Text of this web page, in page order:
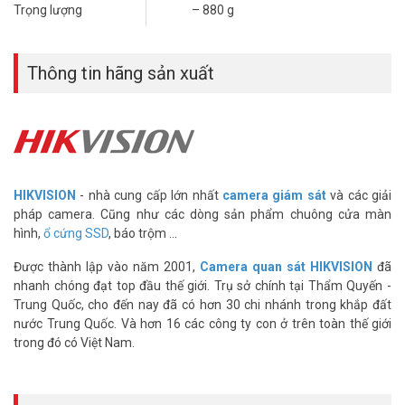
thêm để hình ảnh rõ nét trong nhiều điều kiện sáng. Nguồn cấp
Phát Hiện Xâm Nhập Và Hàng Rào Ảo – Cảnh
Báo Trước Khi Sự Cố Xảy Ra
quan sát liên tục. Phát hiện xâm nhập cảnh báo ngay khi có người
chủ nhà biết có người lạ trước khi xem lại camera sau sự cố.
Hik-Connect hỗ trợ xem camera từ xa qua điện thoại iOS và
thời khi camera đang kết nối wifi. Tên miền Cameraddns giúp kết
nối ổn định mà không cần địa chỉ IP tĩnh tốn phí. Thiết lập một lần,
theo dõi từ xa không giới hạn thời gian hay địa điểm bất kỳ.
Vũ Hoàng Telecom – 16 Năm Lắp Đặt
Nơi
Trọng lượng – 880 g
Thông tin hãng sản xuất
HIKVISION - nhà cung cấp lớn nhất camera giám sátvà các giải
pháp camera. Cũng như các dòng sản phẩm chuông cửa màn
hình, ổ cứng SSD, báo trộm ...
Được thành lập vào năm 2001, Camera quan sát HIKVISION đã
nhanh chóng đạt top đầu thế giới. Trụ sở chính tại Thẩm Quyến -
Trung Quốc, cho đến nay đã có hơn 30 chi nhánh trong khắp đất
nước Trung Quốc. Và hơn 16 các công ty con ở trên toàn thế giới
trong đó có Việt Nam.